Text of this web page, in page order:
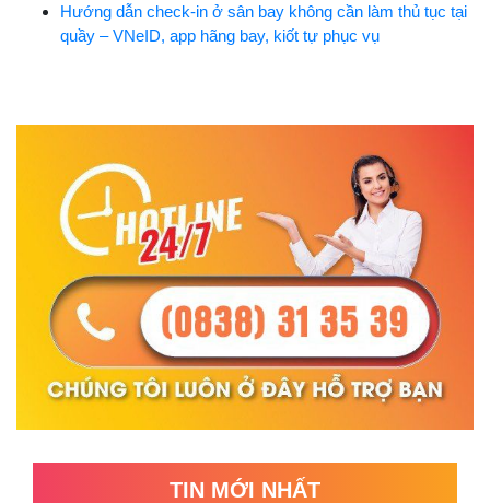
Hướng dẫn check-in ở sân bay không cần làm thủ tục tại
quầy – VNeID, app hãng bay, kiốt tự phục vụ
TIN MỚI NHẤT